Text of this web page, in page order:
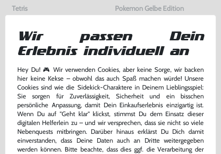
Tetris
nur34,99 €
Pokemon Gelbe Edition
nur86,99 €
DAS HABEN ANDERE DAZU
GEKAUFT
Wir passen Dein
Erlebnis individuell an
Hey Du! 🎮 Wir verwenden Cookies, aber keine Sorge, wir backen
hier keine Kekse – obwohl das auch Spaß machen würde! Unsere
Cookies sind wie die Sidekick-Charaktere in Deinem Lieblingsspiel:
Sie sorgen für Zuverlässigkeit, Sicherheit und ein bisschen
persönliche Anpassung, damit Dein Einkaufserlebnis einzigartig ist.
Wenn Du auf "Geht klar" klickst, stimmst Du dem Einsatz dieser
digitalen Helferlein zu – und wir versprechen, dass sie nicht so viele
Nebenquests mitbringen. Darüber hinaus erklärst Du Dich damit
einverstanden, dass Deine Daten auch an Dritte weitergegeben
werden können. Bitte beachte, dass dies ggf. die Verarbeitung der